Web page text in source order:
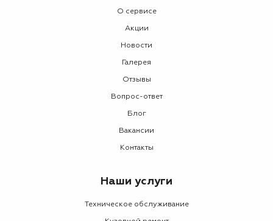
О сервисе
Акции
Новости
Галерея
Отзывы
Вопрос-ответ
Блог
Вакансии
Контакты
Наши услуги
Техническое обслуживание